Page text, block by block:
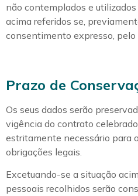
não contemplados e
acima referidos se,
consentimento expresso, pelo
Prazo de
Os seus dados serão
vigência do contrato
estritamente necessário para
obrigações legais.
Excetuando-se a situação
pessoais recolhidos serão